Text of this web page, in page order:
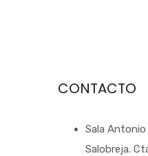
CONTACTO
Sala Antonio
Salobreja.